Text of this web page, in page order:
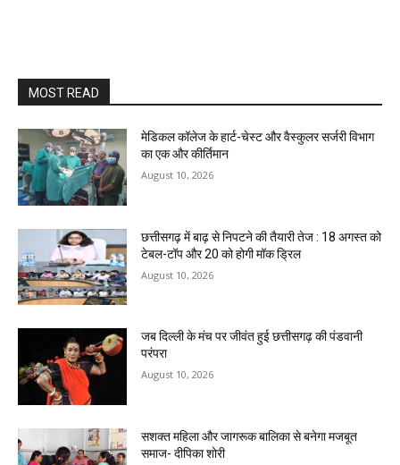
MOST READ
​मेडिकल कॉलेज के हार्ट-चेस्ट और वैस्कुलर सर्जरी विभाग
का एक और कीर्तिमान
August 10, 2026
छत्तीसगढ़ में बाढ़ से निपटने की तैयारी तेज : 18 अगस्त को
टेबल-टॉप और 20 को होगी मॉक ड्रिल
August 10, 2026
जब दिल्ली के मंच पर जीवंत हुई छत्तीसगढ़ की पंडवानी
परंपरा
August 10, 2026
सशक्त महिला और जागरूक बालिका से बनेगा मजबूत
समाज- दीपिका शोरी